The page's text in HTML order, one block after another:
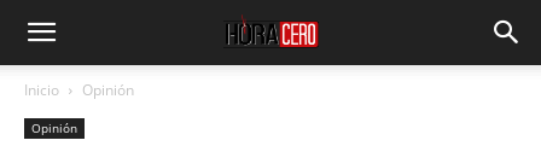
Inicio Opinión
Opinión